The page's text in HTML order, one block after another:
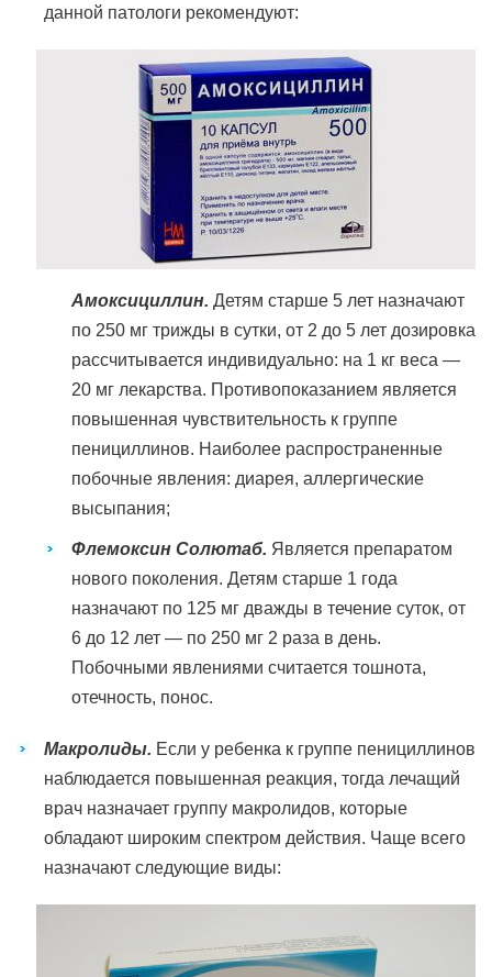
данной патологи рекомендуют:
Амоксициллин. Детям старше 5 лет назначают
по 250 мг трижды в сутки, от 2 до 5 лет дозировка
рассчитывается индивидуально: на 1 кг веса —
20 мг лекарства. Противопоказанием является
повышенная чувствительность к группе
пенициллинов. Наиболее распространенные
побочные явления: диарея, аллергические
высыпания;
Флемоксин Солютаб. Является препаратом
нового поколения. Детям старше 1 года
назначают по 125 мг дважды в течение суток, от
6 до 12 лет — по 250 мг 2 раза в день.
Побочными явлениями считается тошнота,
отечность, понос.
Макролиды. Если у ребенка к группе пенициллинов
наблюдается повышенная реакция, тогда лечащий
врач назначает группу макролидов, которые
обладают широким спектром действия. Чаще всего
назначают следующие виды: